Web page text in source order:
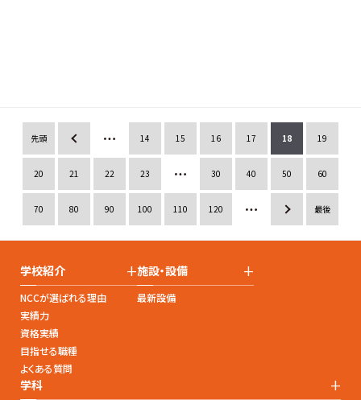
先頭 « 14 15 16 17 18 19
20 21 22 23 30 40 50 60
70 80 90 100 110 120 » 最後
学校紹介 +
NCCが選ばれる理由
実績力
資格実績
目指せる職種
よくある質問
施設・設備 +
最新設備
学科 +